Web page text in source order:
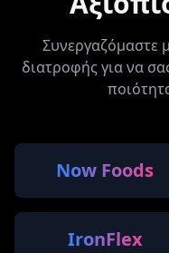
Συνεργαζόμαστε
διατροφής για να
Now Foods
IronFlex